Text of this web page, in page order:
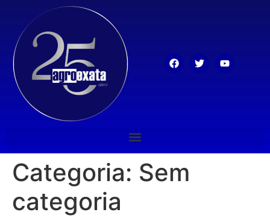
Categoria: Sem
categoria